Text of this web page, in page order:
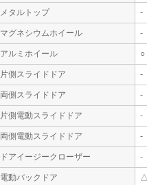
メタルトップ -
マグネシウムホイール -
アルミホイール ○
片側スライドドア -
両側スライドドア -
片側電動スライドドア -
両側電動スライドドア -
ドアイージークローザー -
電動バックドア